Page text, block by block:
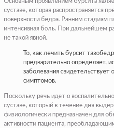
Основным проявлением бурсита
суставе, которая распространяется
поверхности бедра. Ранним стадиям
интенсивная боль. При дальнейшем
не такой явной.
То, как лечить бурсит
предварительно определяет,
заболевания свидетельствует
симптомов.
Поскольку речь идет о
суставе, который в течение дня
физиологически предназначен для
активности пациента,